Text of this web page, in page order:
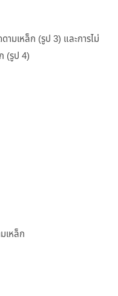
มเหล็ก (รูป 3) และการไม่
(รูป 4)
เหล็ก